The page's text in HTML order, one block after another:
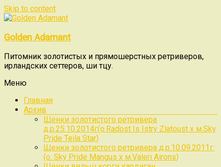
Skip to content
Golden Adamant
Питомник золотистых и прямошерстных ретриверов,
ирландских сеттеров, ши тцу.
Меню
Главная
Архив
Щенки золотистого ретривера
д.р.25.10.2014г(о.Radost Is Istry Zlatoust x м.Sky
Pride Teila Star)
Щенки золотистого ретривера д.р.10.09.2011г.
(о. Sky Pride Mangus x м.Valeri Airons)